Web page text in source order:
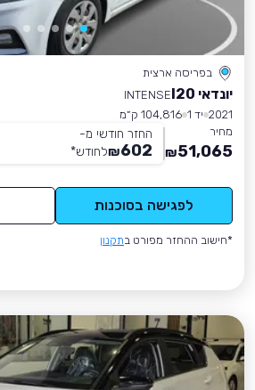
בפריסה ארצית
יונדאי I20
INTENSE
2021 יד 1
104,816 ק״מ
מחיר
51,065
₪
החזר חודשי מ-
602
₪לחודש*
לפגישה בסוכנות
*חישוב ההחזר מפורט בתקנון